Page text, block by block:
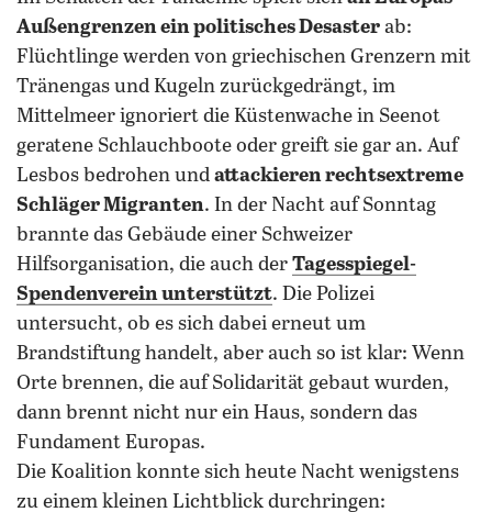
Außengrenzen ein politisches Desaster ab:
Flüchtlinge werden von griechischen Grenzern mit
Tränengas und Kugeln zurückgedrängt, im
Mittelmeer ignoriert die Küstenwache in Seenot
geratene Schlauchboote oder greift sie gar an. Auf
Lesbos bedrohen und attackieren rechtsextreme
Schläger Migranten. In der Nacht auf Sonntag
brannte das Gebäude einer Schweizer
Hilfsorganisation, die auch der Tagesspiegel-
Spendenverein unterstützt. Die Polizei
untersucht, ob es sich dabei erneut um
Brandstiftung handelt, aber auch so ist klar: Wenn
Orte brennen, die auf Solidarität gebaut wurden,
dann brennt nicht nur ein Haus, sondern das
Fundament Europas.
Die Koalition konnte sich heute Nacht wenigstens
zu einem kleinen Lichtblick durchringen: